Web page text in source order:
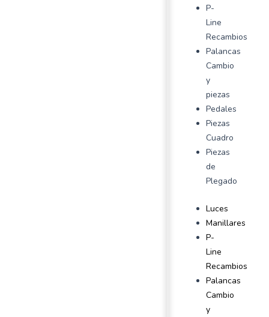
P-
Line
Recambios
Palancas
Cambio
y
piezas
Pedales
Piezas
Cuadro
Piezas
de
Plegado
Luces
Manillares
P-
Line
Recambios
Palancas
Cambio
y